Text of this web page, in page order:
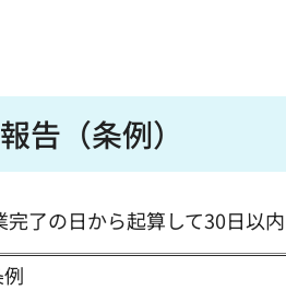
告（条例）
了の日から起算して30日以